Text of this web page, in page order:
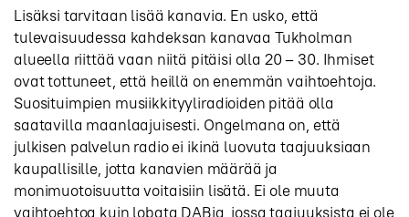
Lisäksi tarvitaan lisää kanavia. En usko, että
tulevaisuudessa kahdeksan kanavaa Tukholman
alueella riittää vaan niitä pitäisi olla 20 – 30. Ihmiset
ovat tottuneet, että heillä on enemmän vaihtoehtoja.
Suosituimpien musiikkityyliradioiden pitää olla
saatavilla maanlaajuisesti. Ongelmana on, että
julkisen palvelun radio ei ikinä luovuta taajuuksiaan
kaupallisille, jotta kanavien määrää ja
monimuotoisuutta voitaisiin lisätä. Ei ole muuta
vaihtoehtoa kuin lobata DABia, jossa taajuuksista ei ole